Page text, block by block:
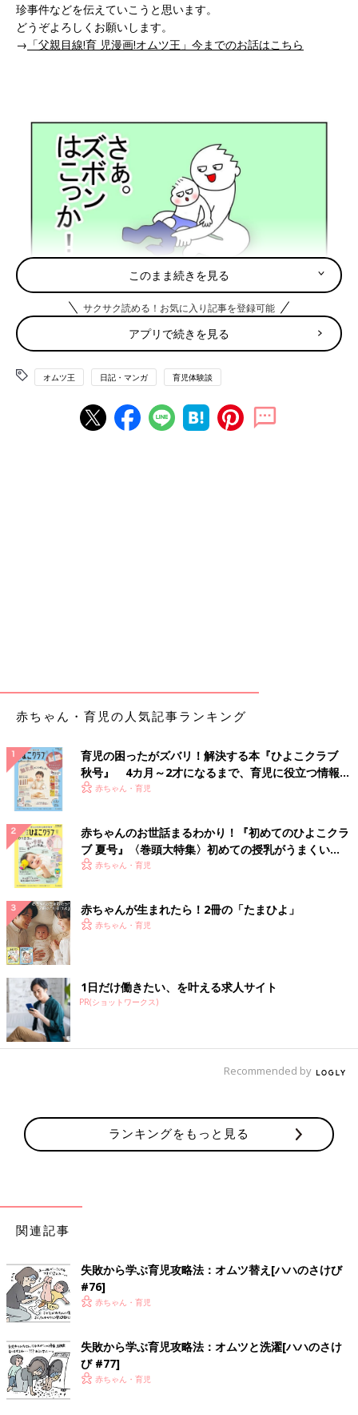
珍事件などを伝えていこうと思います。
どうぞよろしくお願いします。
→ 「父親目線!育 児漫画!オムツ王」今までのお話はこちら
息子が言葉を覚えたての頃、自分が普段言われている言葉をその
まま使うので
ママを呼ぶときに「来て」とは言わずに「おいで～」と言ってい
ました。
そしてついに息子が自分でズボンをはけるようになったのに感動
して
えらいね～～～！と褒めていたら
しばらくたってから自分がズボンをはいているときに息子も
えりゃいね～～～！と褒めてくれました。
突然の出来事に、ほっぺがポッっとなってしまいました。
パチパチパチパチ。ブラボ〜！！パチパチパチパチ。パチパ
チ・・・・・・
［父親目線！育児漫画！オムツ王＃89］
関西の英才教育？！
バーンッ！...ううう...バタッ！！
このまま続きを見る
サクサク読める！お気に入り記事を登録可能
アプリで続きを見る
オムツ王 日記・マンガ 育児体験談
赤ちゃん・育児の人気記事ランキング
育児の困ったがズバリ！解決する本『ひよこクラブ
秋号』 4カ月～2才になるまで、育児に役立つ情報が
いっぱい！
赤ちゃん・育児
赤ちゃんのお世話まるわかり！『初めてのひよこクラ
ブ 夏号』〈巻頭大特集〉初めての授乳がうまくい
く！ おっぱい・ミルクの基本と夏のトラブル 解決テ
赤ちゃん・育児
赤ちゃんが生まれたら！2冊の「たまひよ」
赤ちゃん・育児
1日だけ働きたい、を叶える求人サイト
PR(ショットワークス)
Recommended by
ランキングをもっと見る
関連記事
失敗から学ぶ育児攻略法：オムツ替え[ハハのさけび
#76]
赤ちゃん・育児
失敗から学ぶ育児攻略法：オムツと洗濯[ハハのさけ
び #77]
赤ちゃん・育児